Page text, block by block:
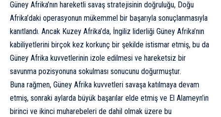
Güney Afrika’nın hareketli savaş stratejisinin doğruluğu, Doğu
Afrika’daki operasyonun mükemmel bir başarıyla sonuçlanmasıyla
kanıtlandı. Ancak Kuzey Afrika’da, İngiliz liderliği Güney Afrika’nın
kabiliyetlerini birçok kez korkunç bir şekilde istismar etmiş, bu da
Güney Afrika kuvvetlerinin izole edilmesi ve hareketsiz bir
savunma pozisyonuna sokulması sonucunu doğurmuştur.
Buna rağmen, Güney Afrika kuvvetleri savaşa katılmaya devam
etmiş, sonraki aylarda büyük başarılar elde etmiş ve El Alameyn’in
birinci ve ikinci muharebeleri de dahil olmak üzere bu